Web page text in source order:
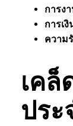
การง
การเงิ
ความ
เคล็
ปร